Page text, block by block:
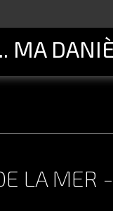
MA
LA MER